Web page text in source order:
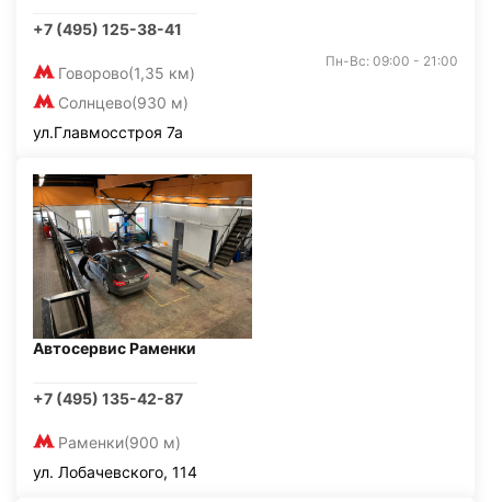
+7 (495) 125-38-41
Говорово(1,35 км)
Солнцево(930 м)
Пн-Вс: 09:00 - 21:00
ул.Главмосстроя 7а
Автосервис Раменки
+7 (495) 135-42-87
Раменки(900 м)
ул. Лобачевского, 114